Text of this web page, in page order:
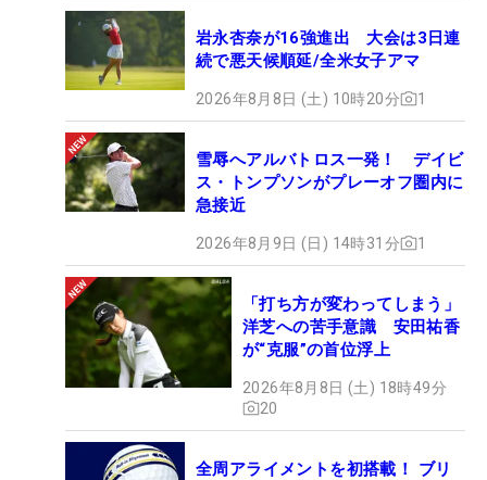
岩永杏奈が16強進出 大会は3日連
続で悪天候順延/全米女子アマ
2026年8月8日 (土) 10時20分 1
雪辱へアルバトロス一発！ デイビ
ス・トンプソンがプレーオフ圏内に
急接近
2026年8月9日 (日) 14時31分 1
「打ち方が変わってしまう」
洋芝への苦手意識 安田祐香
が“克服”の首位浮上
2026年8月8日 (土) 18時49分
20
全周アライメントを初搭載！ ブリ